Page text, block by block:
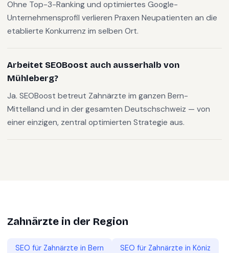
Ohne Top-3-Ranking und optimiertes Google-
Unternehmensprofil verlieren Praxen Neupatienten an die
etablierte Konkurrenz im selben Ort.
Arbeitet SEOBoost auch ausserhalb von
Mühleberg?
Ja. SEOBoost betreut Zahnärzte im ganzen Bern-
Mittelland und in der gesamten Deutschschweiz — von
einer einzigen, zentral optimierten Strategie aus.
Zahnärzte in der Region
SEO für Zahnärzte in Bern SEO für Zahnärzte in Köniz